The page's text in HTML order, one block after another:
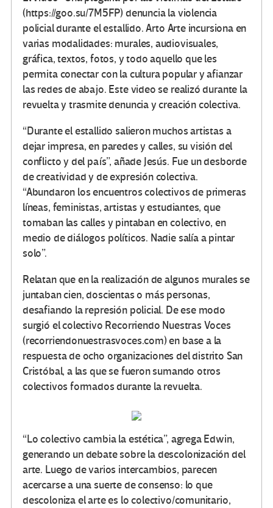
(https://goo.su/7M5FP) denuncia la violencia
policial durante el estallido. Arto Arte incursiona en
varias modalidades: murales, audiovisuales,
gráfica, textos, fotos, y todo aquello que les
permita conectar con la cultura popular y afianzar
las redes de abajo. Este video se realizó durante la
revuelta y trasmite denuncia y creación colectiva.
“Durante el estallido salieron muchos artistas a
dejar impresa, en paredes y calles, su visión del
conflicto y del país”, añade Jesús. Fue un desborde
de creatividad y de expresión colectiva.
“Abundaron los encuentros colectivos de primeras
líneas, feministas, artistas y estudiantes, que
tomaban las calles y pintaban en colectivo, en
medio de diálogos políticos. Nadie salía a pintar
solo”.
Relatan que en la realización de algunos murales se
juntaban cien, doscientas o más personas,
desafiando la represión policial. De ese modo
surgió el colectivo Recorriendo Nuestras Voces
(recorriendonuestrasvoces.com) en base a la
respuesta de ocho organizaciones del distrito San
Cristóbal, a las que se fueron sumando otros
colectivos formados durante la revuelta.
“Lo colectivo cambia la estética”, agrega Edwin,
generando un debate sobre la descolonización del
arte. Luego de varios intercambios, parecen
acercarse a una suerte de consenso: lo que
descoloniza el arte es lo colectivo/comunitario,